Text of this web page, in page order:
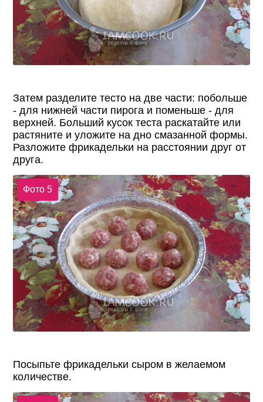
Затем разделите тесто на две части: побольше
- для нижней части пирога и поменьше - для
верхней. Больший кусок теста раскатайте или
растяните и уложите на дно смазанной формы.
Разложите фрикадельки на расстоянии друг от
друга.
Фото 5
Посыпьте фрикадельки сыром в желаемом
количестве.